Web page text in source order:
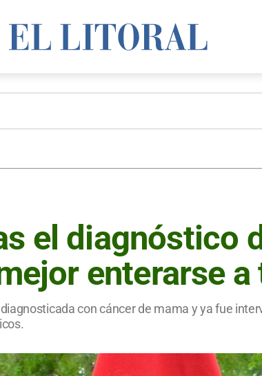
el diagnóstico
enterarse
con cáncer de mama y ya fue